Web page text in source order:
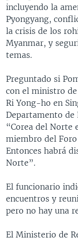
incluyendo la
Pyongyang,
la crisis de los
Myanmar, y
temas.
Preguntado si
con el ministro
Ri Yong-ho en
Departamento de
“Corea del Norte
miembro del Foro
Entonces habrá
Norte”.
El funcionario
encuentros y
pero no hay una
El Ministerio de